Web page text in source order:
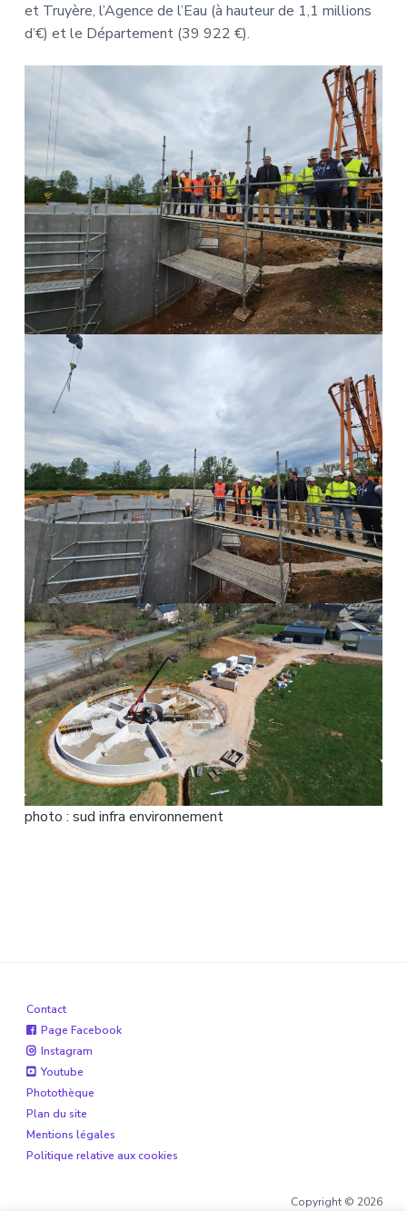
et Truyère, l’Agence de l’Eau (à hauteur de 1,1 millions
d’€) et le Département (39 922 €).
photo : sud infra environnement
Contact
Page Facebook
Instagram
Youtube
Photothèque
Plan du site
Mentions légales
Politique relative aux cookies
Copyright © 2026